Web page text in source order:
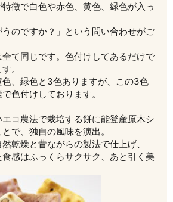
徴で白色や赤色、黄色、緑色が入っ
のですか？」という問い合わせがご
て同じです。色付けしてあるだけで
。
、緑色と3色ありますが、この3色
色付けしております。
コ農法で栽培する餅に能登産原木シ
で、独自の風味を演出。
乾燥と昔ながらの製法で仕上げ、
感はふっくらサクサク、あと引く美